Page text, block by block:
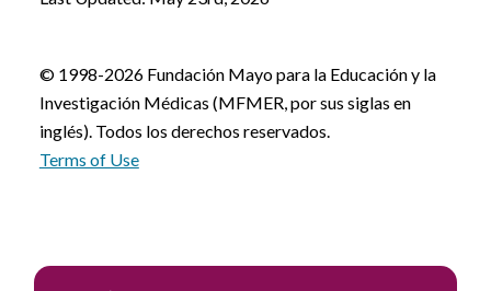
© 1998-2026 Fundación Mayo para la Educación y la
Investigación Médicas (MFMER, por sus siglas en
inglés). Todos los derechos reservados.
Terms of Use